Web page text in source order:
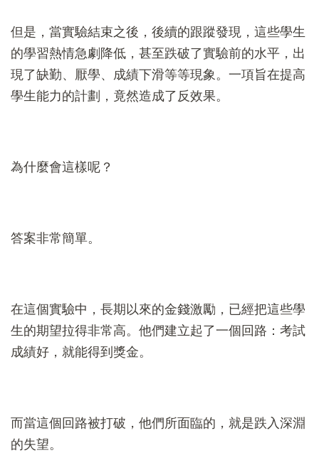
但是，當實驗結束之後，後續的跟蹤發現，這些學生
的學習熱情急劇降低，甚至跌破了實驗前的水平，出
現了缺勤、厭學、成績下滑等等現象。一項旨在提高
學生能力的計劃，竟然造成了反效果。
為什麼會這樣呢？
答案非常簡單。
在這個實驗中，長期以來的金錢激勵，已經把這些學
生的期望拉得非常高。他們建立起了一個回路：考試
成績好，就能得到獎金。
而當這個回路被打破，他們所面臨的，就是跌入深淵
的失望。